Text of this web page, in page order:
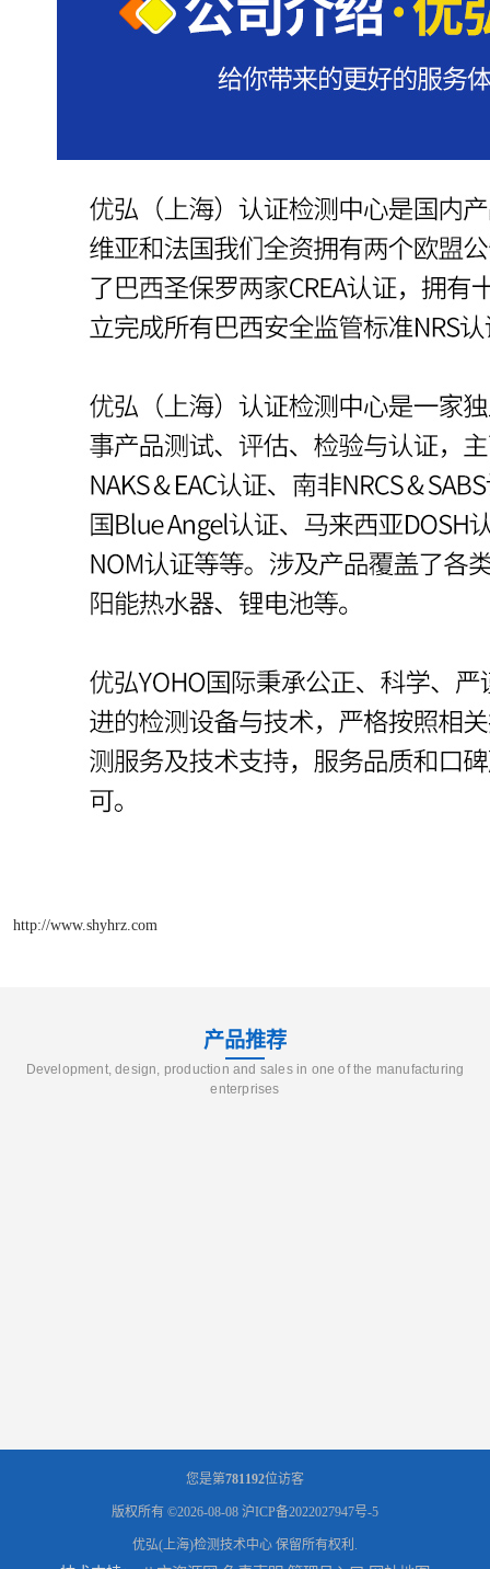
http://www.shyhrz.com
产品推荐
Development, design, production and sales in one of the manufacturing
enterprises
您是第781192位访客
版权所有 ©2026-08-08 沪ICP备2022027947号-5
优弘(上海)检测技术中心 保留所有权利.